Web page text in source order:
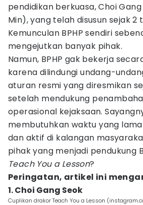
pendidikan berkuasa, Choi Gang
Min), yang telah disusun sejak 2
Kemunculan BPHP sendiri
mengejutkan banyak pihak.
Namun, BPHP gak bekerja
karena dilindungi undang-
aturan resmi yang diresmikan
setelah mendukung
operasional kejaksaan.
membutuhkan waktu yang
dan aktif di kalangan
pihak yang menjadi pendukung
Teach You a Lesson?
Peringatan, artikel ini
1. Choi Gang Seok
Cuplikan drakor Teach You a Lesson